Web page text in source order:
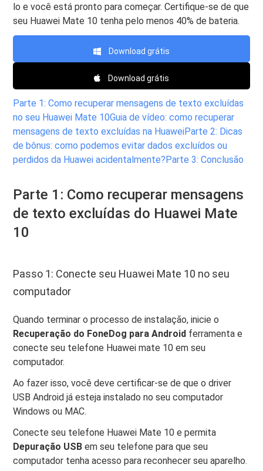
lo e você está pronto para começar. Certifique-se de que
seu Huawei Mate 10 tenha pelo menos 40% de bateria.
Download grátis
Download grátis
Parte 1: Como recuperar mensagens de texto excluídas
no seu Huawei Mate 10Guia de vídeo: como recuperar
mensagens de texto excluídas na HuaweiParte 2: Dicas
de bônus: como podemos evitar dados excluídos ou
perdidos da Huawei acidentalmente?Parte 3: Conclusão
Parte 1: Como recuperar mensagens
de texto excluídas do Huawei Mate
10
Passo 1: Conecte seu Huawei Mate 10 no seu
computador
Quando terminar o processo de instalação, inicie o
Recuperação do FoneDog para Android ferramenta e
conecte seu telefone Huawei mate 10 em seu
computador.
Ao fazer isso, você deve certificar-se de que o driver
USB Android já esteja instalado no seu computador
Windows ou MAC.
Conecte seu telefone Huawei Mate 10 e permita
Depuração USB em seu telefone para que seu
computador tenha acesso para reconhecer seu aparelho.